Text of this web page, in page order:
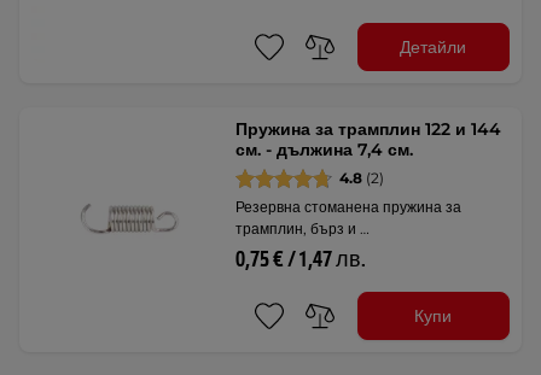
Детайли
Пружина за трамплин 122 и 144
см. - дължина 7,4 см.
4.8 (2)
Резервна стоманена пружина за
трамплин, бърз и …
0,75 € / 1,47 лв.
Купи